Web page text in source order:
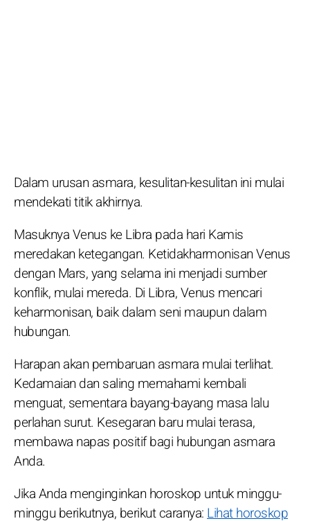
Dalam urusan asmara, kesulitan-kesulitan ini mulai
mendekati titik akhirnya.
Masuknya Venus ke Libra pada hari Kamis
meredakan ketegangan. Ketidakharmonisan Venus
dengan Mars, yang selama ini menjadi sumber
konflik, mulai mereda. Di Libra, Venus mencari
keharmonisan, baik dalam seni maupun dalam
hubungan.
Harapan akan pembaruan asmara mulai terlihat.
Kedamaian dan saling memahami kembali
menguat, sementara bayang-bayang masa lalu
perlahan surut. Kesegaran baru mulai terasa,
membawa napas positif bagi hubungan asmara
Anda.
Jika Anda menginginkan horoskop untuk minggu-
minggu berikutnya, berikut caranya:Lihat horoskop